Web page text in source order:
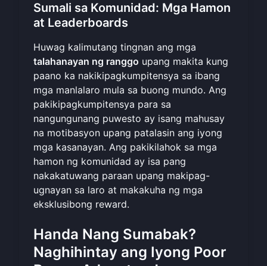
Sumali sa Komunidad: Mga Hamon
at Leaderboards
Huwag kalimutang tingnan ang mga
talahanayan ng ranggo upang makita kung
paano ka nakikipagkumpitensya sa ibang
mga manlalaro mula sa buong mundo. Ang
pakikipagkumpitensya para sa
nangungunang puwesto ay isang mahusay
na motibasyon upang patalasin ang iyong
mga kasanayan. Ang pakikilahok sa mga
hamon ng komunidad ay isa pang
nakakatuwang paraan upang makipag-
ugnayan sa laro at makakuha ng mga
eksklusibong reward.
Handa Nang Sumabak?
Naghihintay ang Iyong Poor